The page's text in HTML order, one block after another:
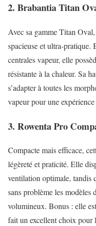
2. Brabantia Titan
Avec sa gamme Titan
spacieuse et ultra-pratique.
centrales vapeur, elle
résistante à la chaleur. Sa
s’adapter à toutes les
vapeur pour une
3. Rowenta Pro
Compacte mais efficace,
légèreté et praticité. Elle
ventilation optimale, tandis
sans problème les modèles
volumineux. Bonus : elle
fait un excellent choix pour